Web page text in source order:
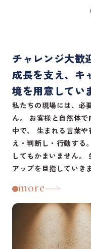
チャレンジ大歓
成長を支え、キ
境を用意してい
私たちの現場には、必
ん。
お客様と自然体
中で、
生まれる言葉や
え・判断し・行動する。
してもかまいません。
アップを目指していき
more